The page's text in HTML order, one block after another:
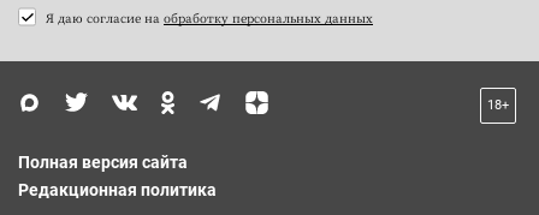
Я даю согласие на обработку персональных данных
18+
Полная версия сайта
Редакционная политика